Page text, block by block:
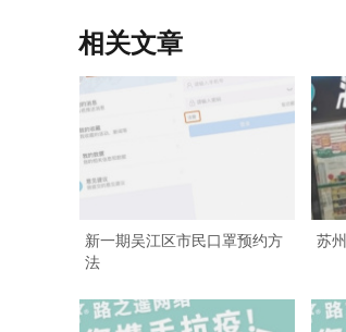
相关文章
新一期吴江区市民口罩预约方
法
苏